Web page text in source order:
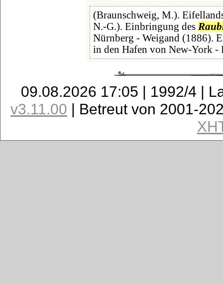
(Braunschweig, M.).
N.-G.). Einbringung des
Nürnberg - Weigand (1886).
in den Hafen von New-York -
09.08.2026 17:05 | 1992/4 |
v3.11.00 | Betreut von 2001-